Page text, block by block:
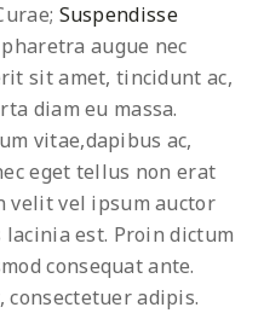
Suspendisse
augue nec
sit amet, tincidunt ac,
diam eu massa.
vitae,dapibus ac,
eget tellus non erat
velit vel ipsum auctor
est. Proin dictum
consequat ante.
adipis.